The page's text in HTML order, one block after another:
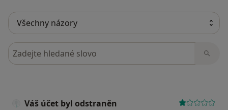
Hledejte v názorech
Váš účet byl odstraněn